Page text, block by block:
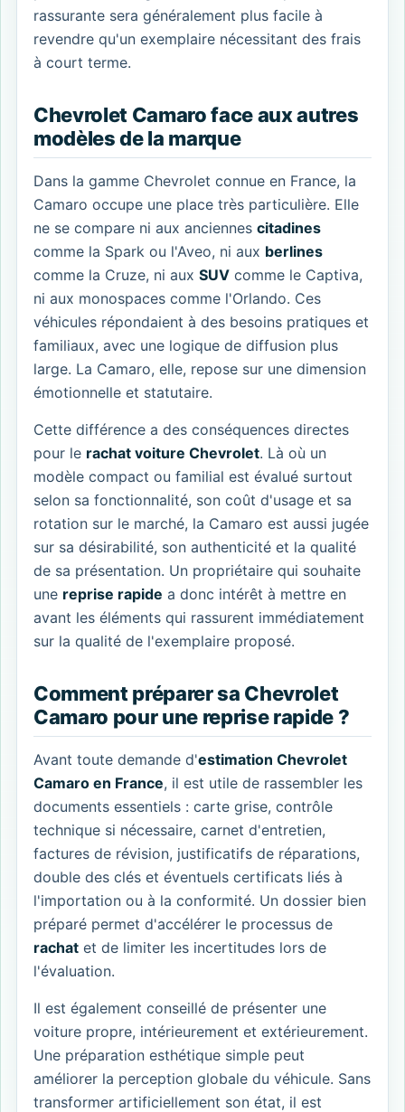
rassurante sera généralement plus facile à
revendre qu'un exemplaire nécessitant des frais
à court terme.
Chevrolet Camaro face aux autres
modèles de la marque
Dans la gamme Chevrolet connue en France, la
Camaro occupe une place très particulière. Elle
ne se compare ni aux anciennes citadines
comme la Spark ou l'Aveo, ni aux berlines
comme la Cruze, ni aux SUV comme le Captiva,
ni aux monospaces comme l'Orlando. Ces
véhicules répondaient à des besoins pratiques et
familiaux, avec une logique de diffusion plus
large. La Camaro, elle, repose sur une dimension
émotionnelle et statutaire.
Cette différence a des conséquences directes
pour le rachat voiture Chevrolet. Là où un
modèle compact ou familial est évalué surtout
selon sa fonctionnalité, son coût d'usage et sa
rotation sur le marché, la Camaro est aussi jugée
sur sa désirabilité, son authenticité et la qualité
de sa présentation. Un propriétaire qui souhaite
une reprise rapide a donc intérêt à mettre en
avant les éléments qui rassurent immédiatement
sur la qualité de l'exemplaire proposé.
Comment préparer sa Chevrolet
Camaro pour une reprise rapide ?
Avant toute demande d'estimation Chevrolet
Camaro en France, il est utile de rassembler les
documents essentiels : carte grise, contrôle
technique si nécessaire, carnet d'entretien,
factures de révision, justificatifs de réparations,
double des clés et éventuels certificats liés à
l'importation ou à la conformité. Un dossier bien
préparé permet d'accélérer le processus de
rachat et de limiter les incertitudes lors de
l'évaluation.
Il est également conseillé de présenter une
voiture propre, intérieurement et extérieurement.
Une préparation esthétique simple peut
améliorer la perception globale du véhicule. Sans
transformer artificiellement son état, il est